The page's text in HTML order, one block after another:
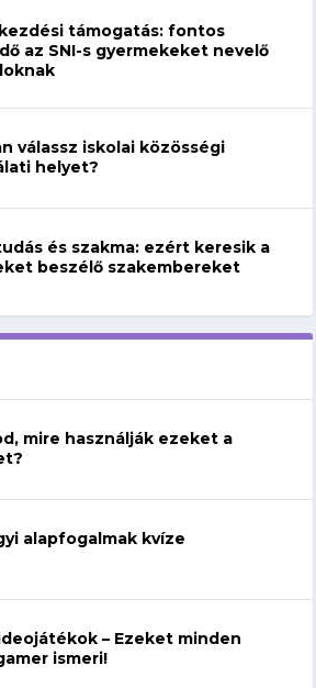
támogatás: fontos
az SNI-s gyermekeket nevelő
válassz iskolai közösségi
helyet?
és szakma: ezért keresik a
beszélő szakembereket
mire használják ezeket a
alapfogalmak kvíze
– Ezeket minden
ismeri!